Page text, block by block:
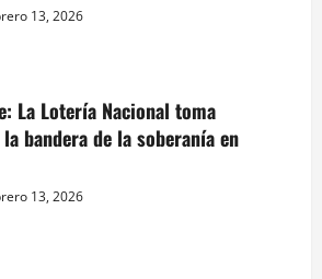
13, 2026
La Lotería Nacional toma
bandera de la soberanía en
13, 2026